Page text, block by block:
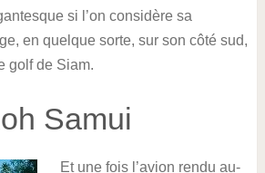
si l’on considère sa
en quelque sorte, sur son côté sud,
golf de Siam.
Samui
Et une fois l’avion rendu au-